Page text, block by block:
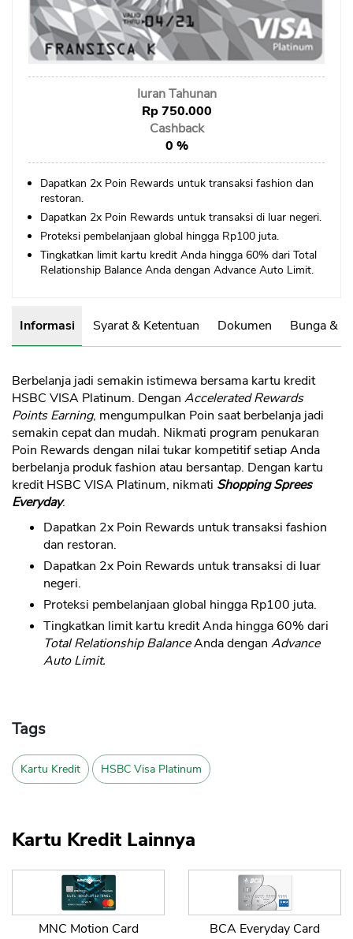
Sekuritas Saham
Bank Digital
Asuransi
Asuransi Jiwa
Asuransi Kesehatan
Asuransi Syariah
Iuran Tahunan
Rp 750.000
Cashback
0 %
Dapatkan 2x Poin Rewards untuk transaksi fashion dan
restoran.
Dapatkan 2x Poin Rewards untuk transaksi di luar negeri.
Proteksi pembelanjaan global hingga Rp100 juta.
Tingkatkan limit kartu kredit Anda hingga 60% dari Total
Relationship Balance Anda dengan Advance Auto Limit.
Informasi Syarat & Ketentuan Dokumen Bunga &
Berbelanja jadi semakin istimewa bersama kartu kredit
HSBC VISA Platinum. Dengan Accelerated Rewards
Points Earning, mengumpulkan Poin saat berbelanja jadi
semakin cepat dan mudah. Nikmati program penukaran
Poin Rewards dengan nilai tukar kompetitif setiap Anda
berbelanja produk fashion atau bersantap. Dengan kartu
kredit HSBC VISA Platinum, nikmati Shopping Sprees
Everyday.
Dapatkan 2x Poin Rewards untuk transaksi fashion
dan restoran.
Dapatkan 2x Poin Rewards untuk transaksi di luar
negeri.
Proteksi pembelanjaan global hingga Rp100 juta.
Tingkatkan limit kartu kredit Anda hingga 60% dari
Total Relationship BalanceAnda dengan Advance
Auto Limit.
Tags
Kartu Kredit HSBC Visa Platinum
Kartu Kredit Lainnya
MNC Motion Card BCA Everyday Card